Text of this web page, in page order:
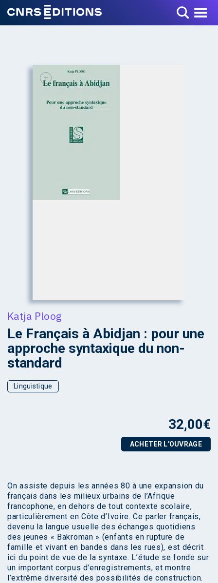
Toggle Menu
+
Katja Ploog
Le Français à Abidjan : pour une
approche syntaxique du non-
standard
Linguistique
32,00€
ACHETER L'OUVRAGE
On assiste depuis les années 80 à une expansion du
français dans les milieux urbains de l’Afrique
francophone, en dehors de tout contexte scolaire,
particulièrement en Côte d’Ivoire. Ce parler français,
devenu la langue usuelle des échanges quotidiens
des jeunes « Bakroman » (enfants en rupture de
famille et vivant en bandes dans les rues), est décrit
ici du point de vue de la syntaxe. L’étude se fonde sur
un important corpus d’enregistrements, et montre
l’extrême diversité des possibilités de construction.